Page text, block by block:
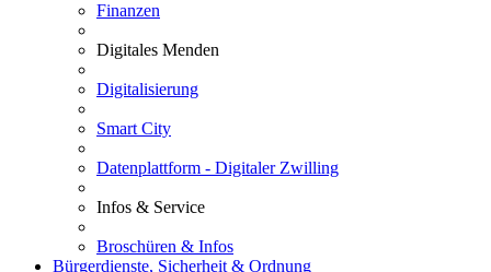
Finanzen
Digitales Menden
Digitalisierung
Smart City
Datenplattform - Digitaler Zwilling
Infos & Service
Broschüren & Infos
Bürgerdienste, Sicherheit & Ordnung